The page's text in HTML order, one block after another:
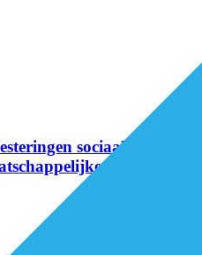
sociaal werk
opgaven